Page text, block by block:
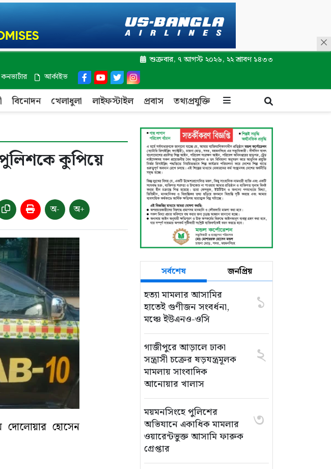
শুক্রবার, ৭ আগস্ট ২০২৬, ২২ শ্রাবণ ১৪৩৩
কনভার্টার আর্কাইভ
বিনোদন খেলাধুলা লাইফস্টাইল প্রবাস তথ্যপ্রযুক্তি
পুলিশকে কুপিয়ে
অ- অ+
দোলোয়ার হোসেন
সর্বশেষ জনপ্রিয়
হত্যা মামলার আসামির
হাতেই গুণীজন সংবর্ধনা,
মঞ্চে ইউএনও-ওসি
১
গাজীপুরে আড়ালে ঢাকা
সন্ত্রাসী চক্রের ষড়যন্ত্রমূলক
মামলায় সাংবাদিক
আনোয়ার খালাস
২
ময়মনসিংহে পুলিশের
অভিযানে একাধিক মামলার
ওয়ারেন্টভুক্ত আসামি ফারুক
গ্রেপ্তার
৩